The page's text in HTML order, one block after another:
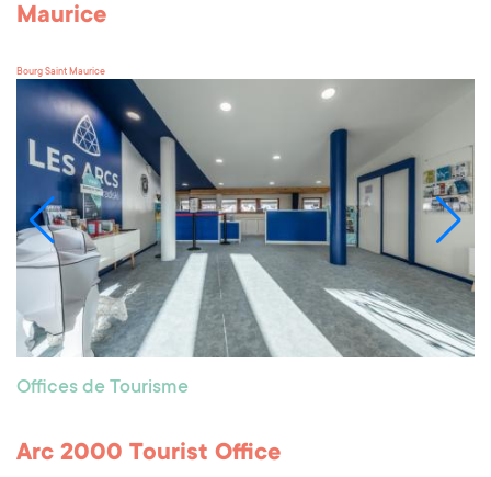
Maurice
Bourg Saint Maurice
Offices de Tourisme
Arc 2000 Tourist Office